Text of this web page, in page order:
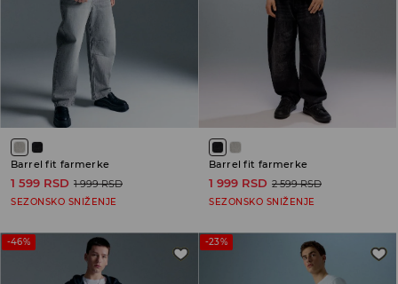
Barrel fit farmerke
1 599 RSD 1 999 RSD
SEZONSKO SNIŽENJE
Barrel fit farmerke
1 999 RSD 2 599 RSD
SEZONSKO SNIŽENJE
-46% -23%